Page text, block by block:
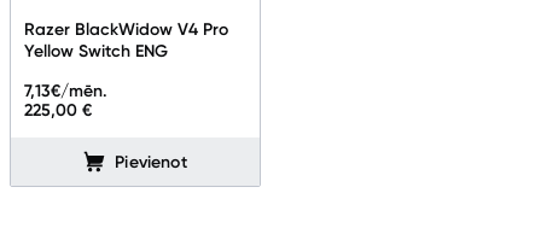
Razer BlackWidow V4 Pro
Yellow Switch ENG
225,00 €
7,13€/mēn.
Pievienot